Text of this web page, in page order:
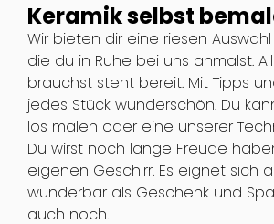
Keramik selbst
Wir bieten dir eine riesen Auswahl
die du in Ruhe bei uns anmalst.
brauchst steht bereit. Mit Tipps
jedes Stück wunderschön. Du
los malen oder eine unserer
Du wirst noch lange Freude
eigenen Geschirr. Es eignet sich
wunderbar als Geschenk und
auch noch.